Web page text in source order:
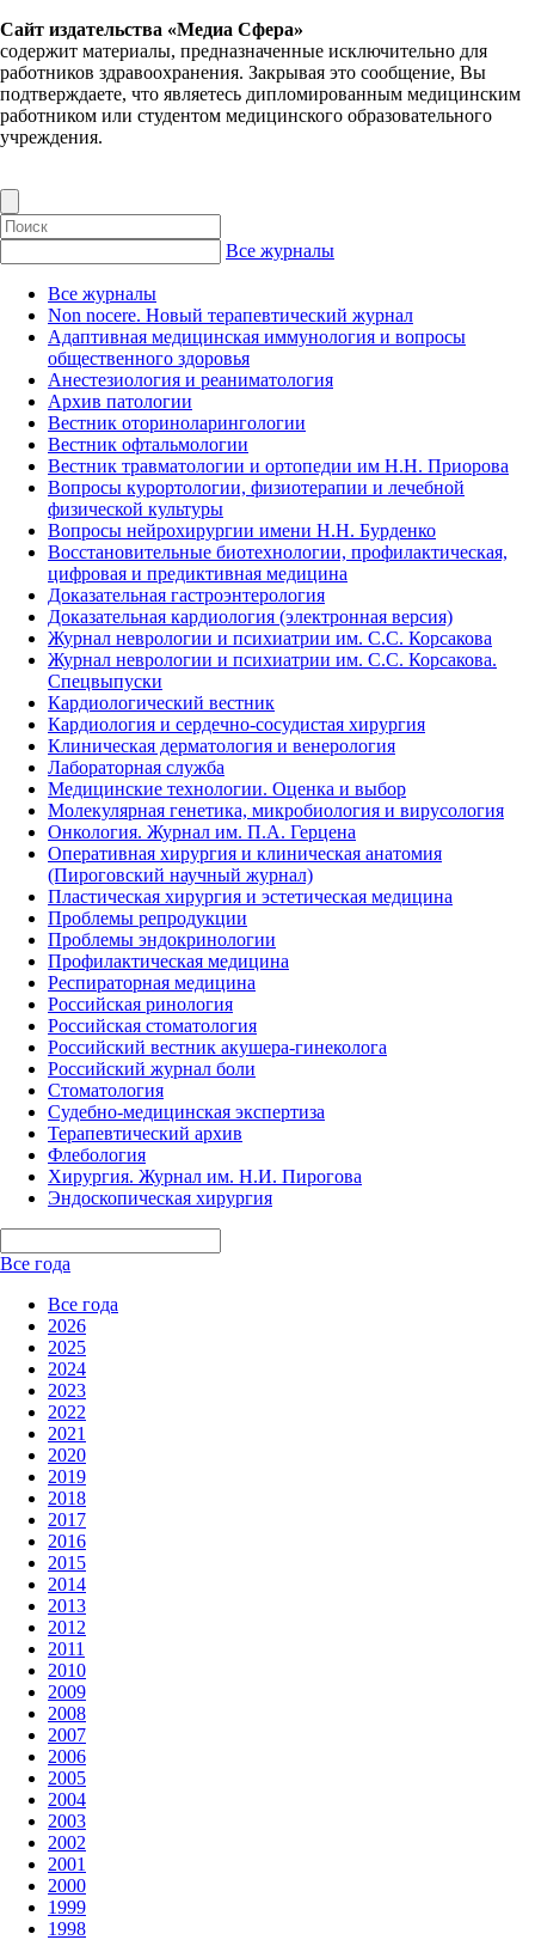
Сайт издательства «Медиа Сфера»
содержит материалы, предназначенные исключительно для
работников здравоохранения. Закрывая это сообщение, Вы
подтверждаете, что являетесь дипломированным медицинским
работником или студентом медицинского образовательного
учреждения.
Все журналы
Все журналы
Non nocere. Новый терапевтический журнал
Адаптивная медицинская иммунология и вопросы
общественного здоровья
Анестезиология и реаниматология
Архив патологии
Вестник оториноларингологии
Вестник офтальмологии
Вестник травматологии и ортопедии им Н.Н. Приорова
Вопросы курортологии, физиотерапии и лечебной
физической культуры
Вопросы нейрохирургии имени Н.Н. Бурденко
Восстановительные биотехнологии, профилактическая,
цифровая и предиктивная медицина
Доказательная гастроэнтерология
Доказательная кардиология (электронная версия)
Журнал неврологии и психиатрии им. С.С. Корсакова
Журнал неврологии и психиатрии им. С.С. Корсакова.
Спецвыпуски
Кардиологический вестник
Кардиология и сердечно-сосудистая хирургия
Клиническая дерматология и венерология
Лабораторная служба
Медицинские технологии. Оценка и выбор
Молекулярная генетика, микробиология и вирусология
Онкология. Журнал им. П.А. Герцена
Оперативная хирургия и клиническая анатомия
(Пироговский научный журнал)
Пластическая хирургия и эстетическая медицина
Проблемы репродукции
Проблемы эндокринологии
Профилактическая медицина
Респираторная медицина
Российская ринология
Российская стоматология
Российский вестник акушера-гинеколога
Российский журнал боли
Стоматология
Судебно-медицинская экспертиза
Терапевтический архив
Флебология
Хирургия. Журнал им. Н.И. Пирогова
Эндоскопическая хирургия
Все года
Все года
2026
2025
2024
2023
2022
2021
2020
2019
2018
2017
2016
2015
2014
2013
2012
2011
2010
2009
2008
2007
2006
2005
2004
2003
2002
2001
2000
1999
1998